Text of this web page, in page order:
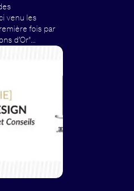
venu les
fois par
d’Or"…